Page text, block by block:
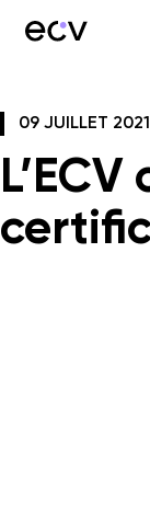
09 JUILLET 2021